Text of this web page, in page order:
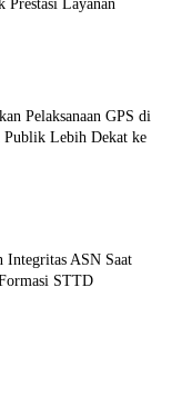
Prestasi Layanan
Pelaksanaan GPS di
Publik Lebih Dekat ke
Integritas ASN Saat
STTD